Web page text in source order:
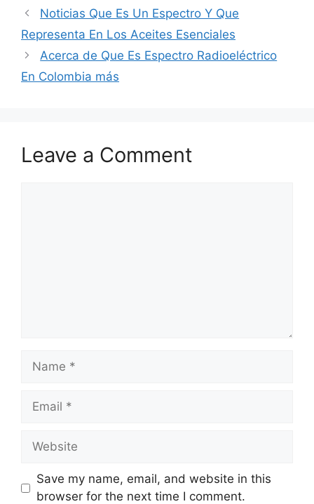
Noticias Que Es Un Espectro Y Que
Representa En Los Aceites Esenciales
Acerca de Que Es Espectro Radioeléctrico
En Colombia más
Leave a Comment
Name
Email
Website
Save my name, email, and website in this
browser for the next time I comment.